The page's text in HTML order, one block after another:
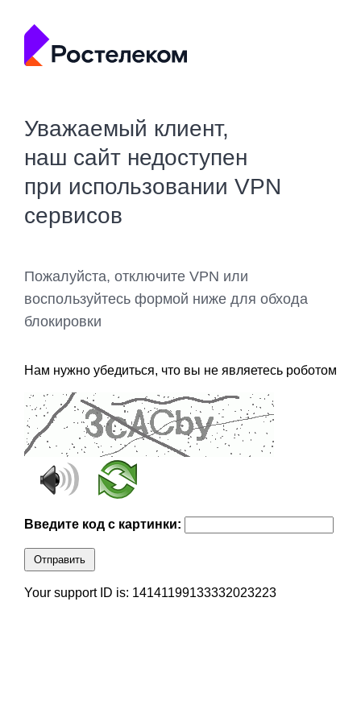
Уважаемый клиент,
наш сайт недоступен
при использовании VPN
сервисов
Пожалуйста, отключите VPN или
воспользуйтесь формой ниже для обхода
блокировки
Нам нужно убедиться, что вы не являетесь роботом
Введите код с картинки:
Отправить
Your support ID is: 14141199133332023223